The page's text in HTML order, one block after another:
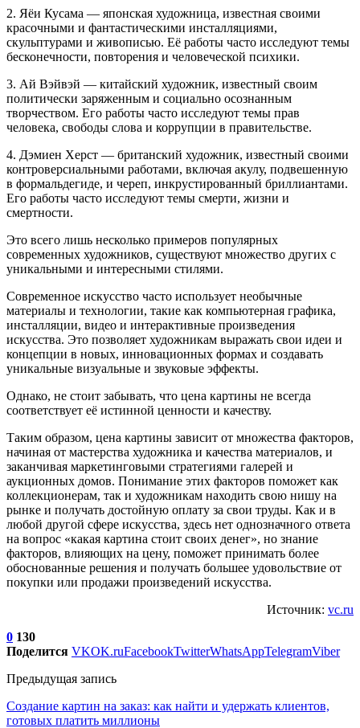
2. Яёи Кусама — японская художница, известная своими
красочными и фантастическими инсталляциями,
скульптурами и живописью. Её работы часто исследуют темы
бесконечности, повторения и человеческой психики.
3. Ай Вэйвэй — китайский художник, известный своим
политически заряженным и социально осознанным
творчеством. Его работы часто исследуют темы прав
человека, свободы слова и коррупции в правительстве.
4. Дэмиен Херст — британский художник, известный своими
контроверсиальными работами, включая акулу, подвешенную
в формальдегиде, и череп, инкрустированный бриллиантами.
Его работы часто исследуют темы смерти, жизни и
смертности.
Это всего лишь несколько примеров популярных
современных художников, существуют множество других с
уникальными и интересными стилями.
Современное искусство часто использует необычные
материалы и технологии, такие как компьютерная графика,
инсталляции, видео и интерактивные произведения
искусства. Это позволяет художникам выражать свои идеи и
концепции в новых, инновационных формах и создавать
уникальные визуальные и звуковые эффекты.
Однако, не стоит забывать, что цена картины не всегда
соответствует её истинной ценности и качеству.
Таким образом, цена картины зависит от множества факторов,
начиная от мастерства художника и качества материалов, и
заканчивая маркетинговыми стратегиями галерей и
аукционных домов. Понимание этих факторов поможет как
коллекционерам, так и художникам находить свою нишу на
рынке и получать достойную оплату за свои труды. Как и в
любой другой сфере искусства, здесь нет однозначного ответа
на вопрос «какая картина стоит своих денег», но знание
факторов, влияющих на цену, поможет принимать более
обоснованные решения и получать большее удовольствие от
покупки или продажи произведений искусства.
Источник: vc.ru
0 130
Поделится VKOK.ruFacebookTwitterWhatsAppTelegramViber
Предыдущая запись
Создание картин на заказ: как найти и удержать клиентов,
готовых платить миллионы